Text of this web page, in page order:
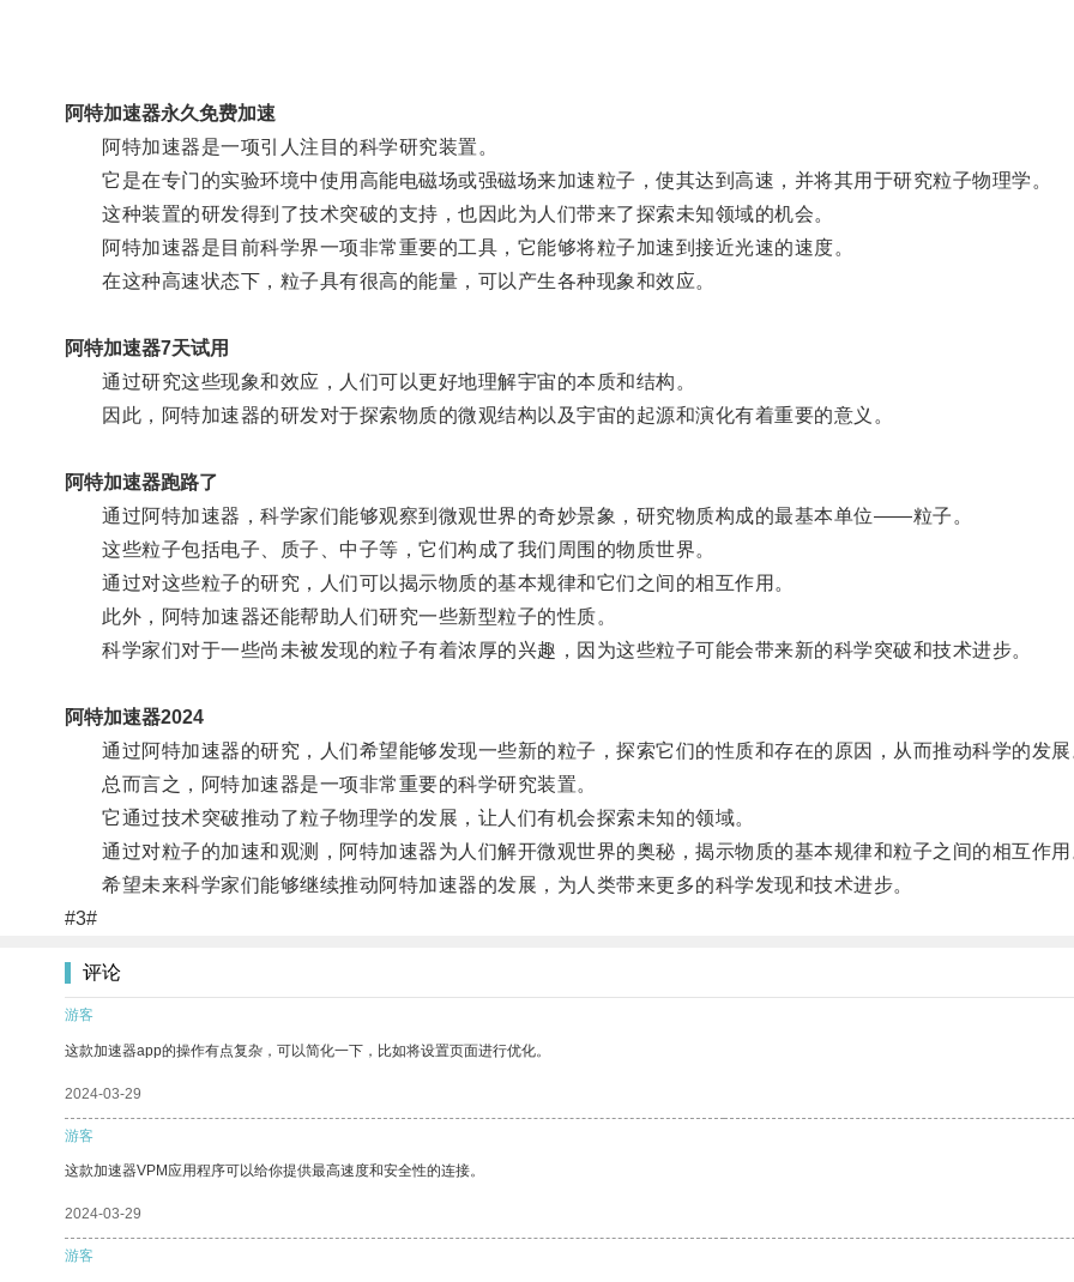
阿特加速器永久免费加速
阿特加速器是一项引人注目的科学研究装置。
它是在专门的实验环境中使用高能电磁场或强磁场来加速粒子，使其达到高速，并将其用于研究粒子物理学。
这种装置的研发得到了技术突破的支持，也因此为人们带来了探索未知领域的机会。
阿特加速器是目前科学界一项非常重要的工具，它能够将粒子加速到接近光速的速度。
在这种高速状态下，粒子具有很高的能量，可以产生各种现象和效应。
阿特加速器7天试用
通过研究这些现象和效应，人们可以更好地理解宇宙的本质和结构。
因此，阿特加速器的研发对于探索物质的微观结构以及宇宙的起源和演化有着重要的意义。
阿特加速器跑路了
通过阿特加速器，科学家们能够观察到微观世界的奇妙景象，研究物质构成的最基本单位——粒子。
这些粒子包括电子、质子、中子等，它们构成了我们周围的物质世界。
通过对这些粒子的研究，人们可以揭示物质的基本规律和它们之间的相互作用。
此外，阿特加速器还能帮助人们研究一些新型粒子的性质。
科学家们对于一些尚未被发现的粒子有着浓厚的兴趣，因为这些粒子可能会带来新的科学突破和技术进步。
阿特加速器2024
通过阿特加速器的研究，人们希望能够发现一些新的粒子，探索它们的性质和存在的原因，从而推动科学的发展
总而言之，阿特加速器是一项非常重要的科学研究装置。
它通过技术突破推动了粒子物理学的发展，让人们有机会探索未知的领域。
通过对粒子的加速和观测，阿特加速器为人们解开微观世界的奥秘，揭示物质的基本规律和粒子之间的相互作用
希望未来科学家们能够继续推动阿特加速器的发展，为人类带来更多的科学发现和技术进步。
#3#
评论
游客
这款加速器app的操作有点复杂，可以简化一下，比如将设置页面进行优化。
2024-03-29
游客
这款加速器VPM应用程序可以给你提供最高速度和安全性的连接。
2024-03-29
游客